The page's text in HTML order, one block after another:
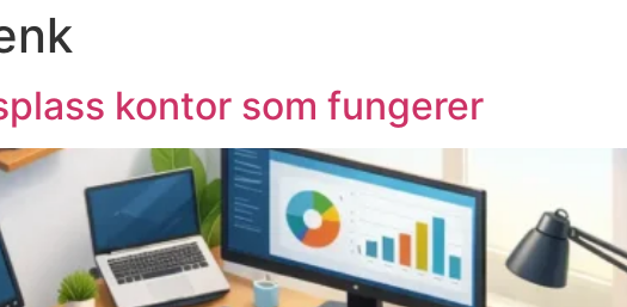
kontor som fungerer